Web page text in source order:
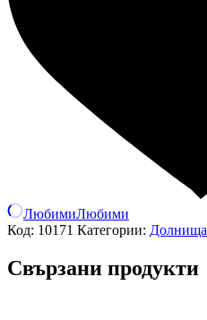
ЛюбимиЛюбими
Код: 10171 Категории: Долнища
Свързани продукти